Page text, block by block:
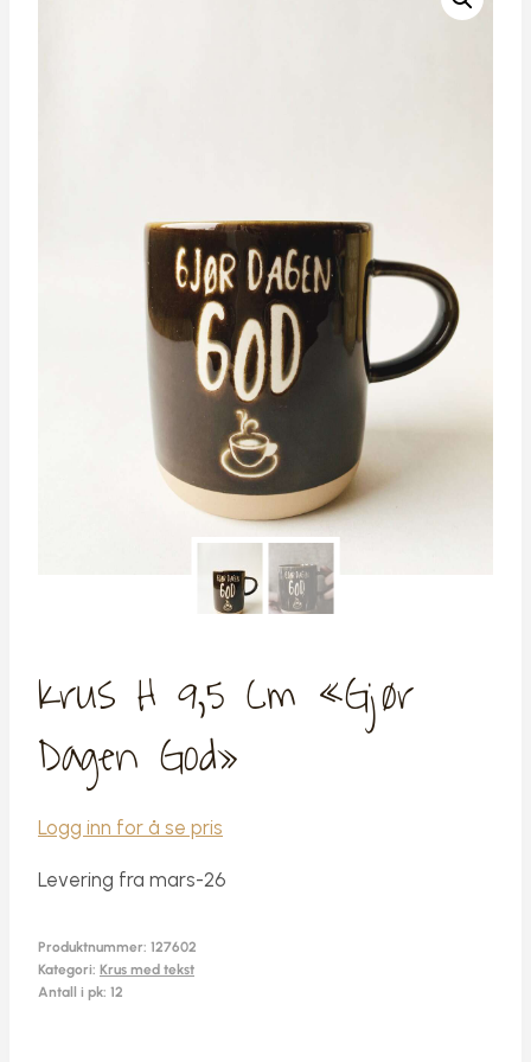
Krus H 9,5 Cm «Gjør
Dagen God»
Logg inn for å se pris
Levering fra mars-26
Produktnummer: 127602
Kategori: Krus med tekst
Antall i pk: 12